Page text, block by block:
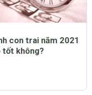
con trai năm 2021
tốt không?